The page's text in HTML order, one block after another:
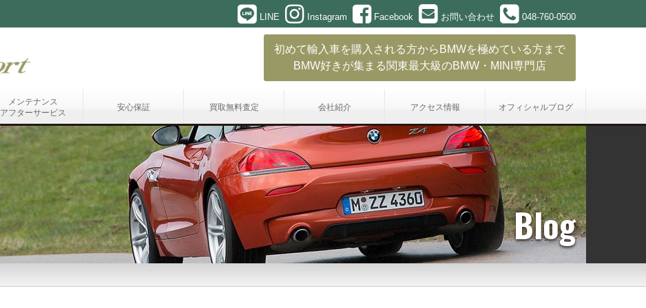
LINE Instagram Facebook お問い合わせ 048-760-0500
初めて輸入車を購入される方からBMWを極めている方まで
BMW好きが集まる関東最大級のBMW・MINI専門店
メンテナンス
アフターサービス
安心保証 買取無料査定 会社紹介 アクセス情報 オフィシャルブログ
Blog